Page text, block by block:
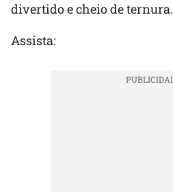
divertido e cheio de ternura.
Assista: